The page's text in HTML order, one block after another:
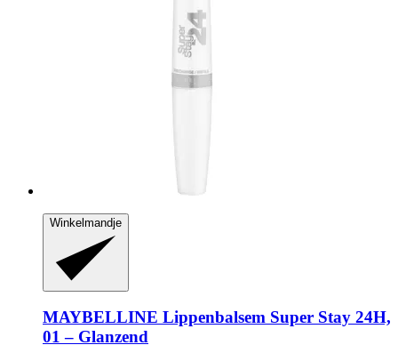
Winkelmandje
MAYBELLINE Lippenbalsem Super Stay 24H,
01 – Glanzend